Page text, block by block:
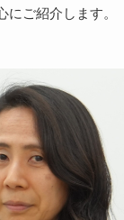
にご紹介します。